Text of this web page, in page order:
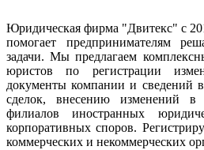
Юридическая фирма "Двитекс" с
помогает предпринимателям
задачи. Мы предлагаем
юристов по регистрации
документы компании и
сделок, внесению изменений в
филиалов иностранных
корпоративных споров.
коммерческих и некоммерческих